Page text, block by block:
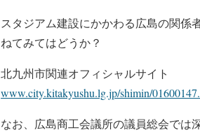
スタジアム建設にかかわる広島の関係
ねてみてはどうか？
北九州市関連オフィシャルサイト
www.city.kitakyushu.lg.jp/shimin/
なお、広島商工会議所の議員総会では